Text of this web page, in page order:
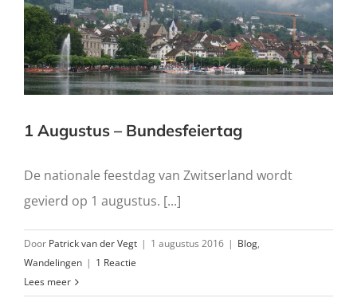
1 Augustus – Bundesfeiertag
De nationale feestdag van Zwitserland wordt
gevierd op 1 augustus. [...]
Door Patrick van der Vegt | 1 augustus 2016 | Blog,
Wandelingen | 1 Reactie
Lees meer